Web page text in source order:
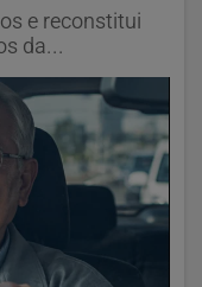
e reconstitui
da...